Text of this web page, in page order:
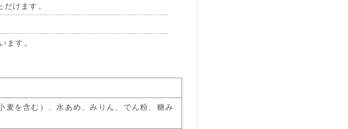
けます。
ます。
麦を含む）、水あめ、みりん、でん粉、糖み